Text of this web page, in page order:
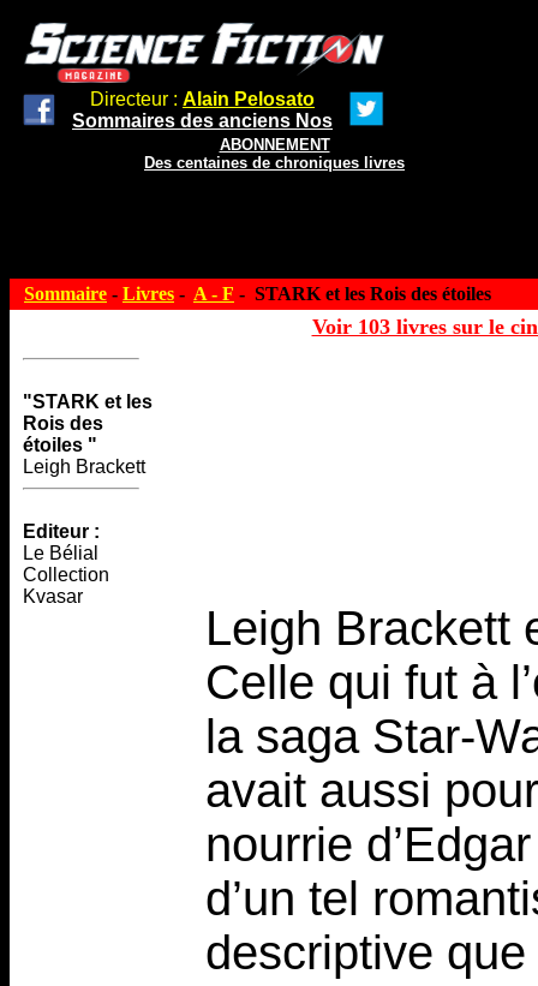
Directeur : Alain Pelosato
Sommaires des anciens Nos
ABONNEMENT
Des centaines de chroniques livres
Sommaire - Livres - A - F - STARK et les Rois des étoiles
Voir 103 livres sur le
"STARK et les
Rois des
étoiles "
Leigh Brackett
Editeur :
Le Bélial
Collection
Kvasar
Leigh Brackett
Celle qui fut à
la saga Star-
avait aussi
nourrie
d’un tel
descriptive que